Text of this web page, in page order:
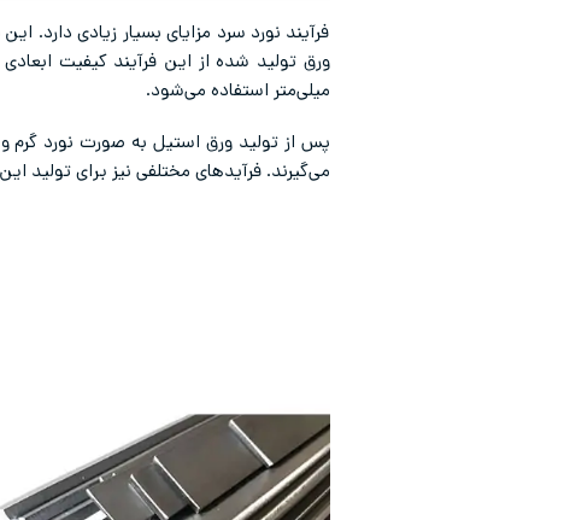
فرآیند نورد سرد مزایای بسیار زیادی دارد.
میلی‌متر استفاده می‌شود.
پس از تولید ورق استیل به صورت نورد گرم
می‌گیرند. فرآیدهای مختلفی نیز برای تولید